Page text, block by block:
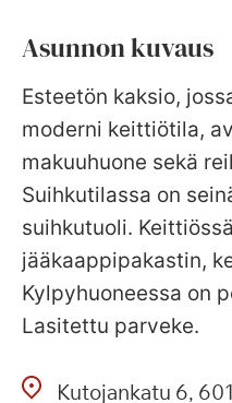
Asunnon kuvaus
Esteetön kaksio,
moderni keittiötila,
makuuhuone sekä
Suihkutilassa on
suihkutuoli.
jääkaappipakastin,
Kylpyhuoneessa on
Lasitettu parveke.
Kutojankatu 6